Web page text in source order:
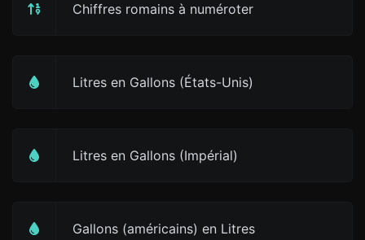
Chiffres romains à numéroter
Litres en Gallons (États-Unis)
Litres en Gallons (Impérial)
Gallons (américains) en Litres